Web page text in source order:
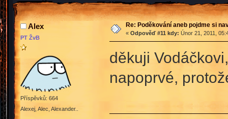
Alex
PT ŽvB
Příspěvků: 664
Alexej, Alec, Alexander..
Re: Poděkování aneb pojdme si
« Odpověď #11 kdy: Únor 21, 2011,
děkuji
napoprvé,